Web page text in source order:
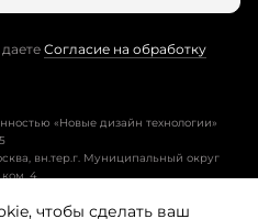
Согласие на обработку
«Новые дизайн технологии»
вн.тер.г. Муниципальный округ
ком. 4.
чтобы сделать ваш